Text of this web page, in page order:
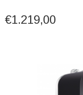
€1.219,00